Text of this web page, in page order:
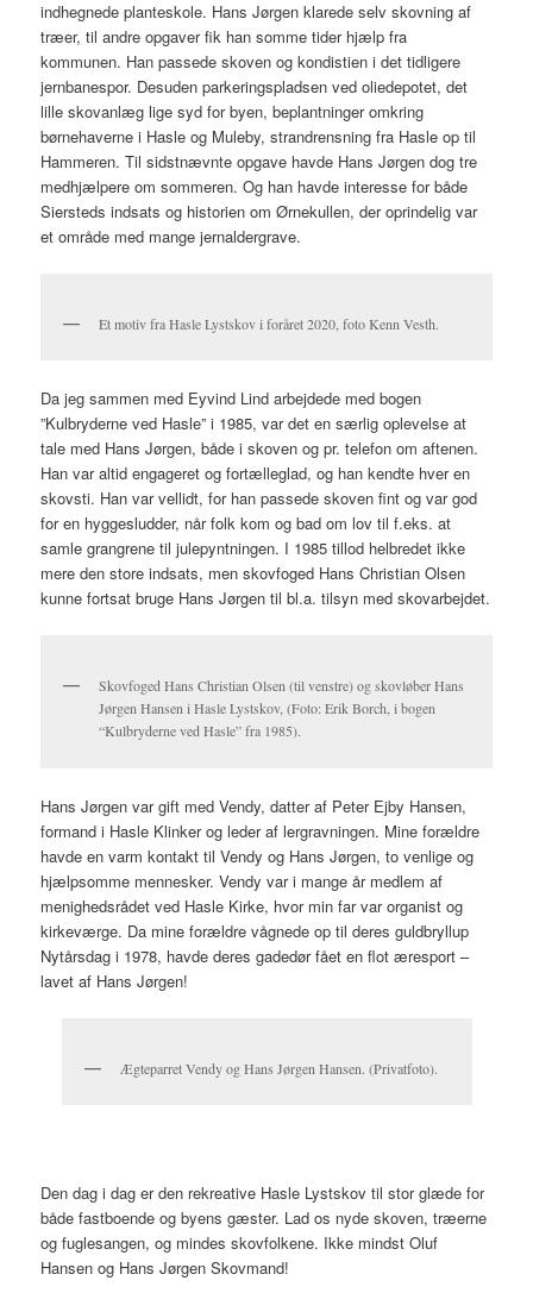
indhegnede planteskole. Hans Jørgen klarede selv skovning af
træer, til andre opgaver fik han somme tider hjælp fra
kommunen. Han passede skoven og kondistien i det tidligere
jernbanespor. Desuden parkeringspladsen ved oliedepotet, det
lille skovanlæg lige syd for byen, beplantninger omkring
børnehaverne i Hasle og Muleby, strandrensning fra Hasle op til
Hammeren. Til sidstnævnte opgave havde Hans Jørgen dog tre
medhjælpere om sommeren. Og han havde interesse for både
Siersteds indsats og historien om Ørnekullen, der oprindelig var
et område med mange jernaldergrave.
Et motiv fra Hasle Lystskov i foråret 2020, foto Kenn Vesth.
Da jeg sammen med Eyvind Lind arbejdede med bogen
”Kulbryderne ved Hasle” i 1985, var det en særlig oplevelse at
tale med Hans Jørgen, både i skoven og pr. telefon om aftenen.
Han var altid engageret og fortælleglad, og han kendte hver en
skovsti. Han var vellidt, for han passede skoven fint og var god
for en hyggesludder, når folk kom og bad om lov til f.eks. at
samle grangrene til julepyntningen. I 1985 tillod helbredet ikke
mere den store indsats, men skovfoged Hans Christian Olsen
kunne fortsat bruge Hans Jørgen til bl.a. tilsyn med skovarbejdet.
Skovfoged Hans Christian Olsen (til venstre) og skovløber Hans
Jørgen Hansen i Hasle Lystskov, (Foto: Erik Borch, i bogen
“Kulbryderne ved Hasle” fra 1985).
Hans Jørgen var gift med Vendy, datter af Peter Ejby Hansen,
formand i Hasle Klinker og leder af lergravningen. Mine forældre
havde en varm kontakt til Vendy og Hans Jørgen, to venlige og
hjælpsomme mennesker. Vendy var i mange år medlem af
menighedsrådet ved Hasle Kirke, hvor min far var organist og
kirkeværge. Da mine forældre vågnede op til deres guldbryllup
Nytårsdag i 1978, havde deres gadedør fået en flot æresport –
lavet af Hans Jørgen!
Ægteparret Vendy og Hans Jørgen Hansen. (Privatfoto).
Den dag i dag er den rekreative Hasle Lystskov til stor glæde for
både fastboende og byens gæster. Lad os nyde skoven, træerne
og fuglesangen, og mindes skovfolkene. Ikke mindst Oluf
Hansen og Hans Jørgen Skovmand!